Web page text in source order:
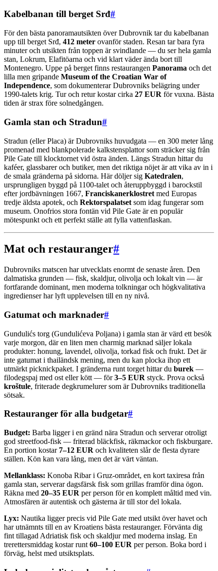
Kabelbanan till berget Srđ#
För den bästa panoramautsikten över Dubrovnik tar du kabelbanan
upp till berget Srđ, 412 meter ovanför staden. Resan tar bara fyra
minuter och utsikten från toppen är svindlande — du ser hela gamla
stan, Lokrum, Elafitöarna och vid klart väder ända bort till
Montenegro. Uppe på berget finns restaurangen Panorama och det
lilla men gripande Museum of the Croatian War of
Independence, som dokumenterar Dubrovniks belägring under
1990-talets krig. Tur och retur kostar cirka 27 EUR för vuxna. Bästa
tiden är strax före solnedgången.
Gamla stan och Stradun#
Stradun (eller Placa) är Dubrovniks huvudgata — en 300 meter lång
promenad med blankpolerade kalkstensplattor som sträcker sig från
Pile Gate till klocktornet vid östra änden. Längs Stradun hittar du
kaféer, glassbarer och butiker, men det riktiga nöjet är att vika av in i
de smala gränderna på sidorna. Här döljer sig Katedralen,
ursprungligen byggd på 1100-talet och återuppbyggd i barockstil
efter jordbävningen 1667, Franciskanerklostret med Europas
tredje äldsta apotek, och Rektorspalatset som idag fungerar som
museum. Onofrios stora fontän vid Pile Gate är en populär
mötespunkt och ett perfekt ställe att fylla vattenflaskan.
Mat och restauranger#
Dubrovniks matscen har utvecklats enormt de senaste åren. Den
dalmatiska grunden — fisk, skaldjur, olivolja och lokalt vin — är
fortfarande dominant, men moderna tolkningar och högkvalitativa
ingredienser har lyft upplevelsen till en ny nivå.
Gatumat och marknader#
Gundulićs torg (Gundulićeva Poljana) i gamla stan är värd ett besök
varje morgon, där en liten men charmig marknad säljer lokala
produkter: honung, lavendel, olivolja, torkad fisk och frukt. Det är
inte gatumat i thailändsk mening, men du kan plocka ihop ett
utmärkt picknickpaket. I gränderna runt torget hittar du burek —
filodegspaj med ost eller kött — för3–5 EUR styck. Prova också
kroštule, friterade degkrumelurer som är Dubrovniks traditionella
sötsak.
Restauranger för alla budgetar#
Budget: Barba ligger i en gränd nära Stradun och serverar otroligt
god streetfood-fisk — friterad bläckfisk, räkmackor och fiskburgare.
En portion kostar 7–12 EUR och kvaliteten slår de flesta dyrare
ställen. Kön kan vara lång, men det är värt väntan.
Mellanklass: Konoba Ribar i Gruz-området, en kort taxiresa från
gamla stan, serverar dagsfärsk fisk som grillas framför dina ögon.
Räkna med 20–35 EUR per person för en komplett måltid med vin.
Atmosfären är autentisk och gästerna är till stor del lokala.
Lyx: Nautika ligger precis vid Pile Gate med utsikt över havet och
har utnämnts till en av Kroatiens bästa restauranger. Förvänta dig
fint tillagad Adriatisk fisk och skaldjur med moderna inslag. En
trerettersmiddag kostar runt 60–100 EUR per person. Boka bord i
förväg, helst med utsiktsplats.